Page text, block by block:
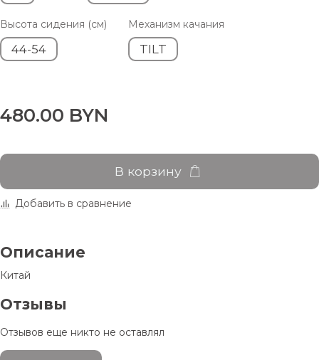
Высота сидения (см)
44-54
Механизм качания
TILT
480.00 BYN
В корзину
Добавить в сравнение
Описание
Китай
Отзывы
Отзывов еще никто не оставлял